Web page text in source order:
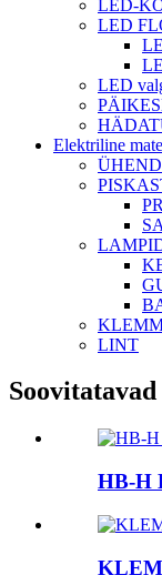
LED-
LED
LED
Elektriline
LINT
HB-H